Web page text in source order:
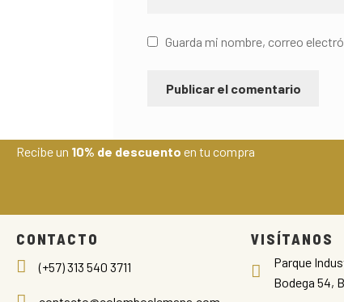
Guarda mi nombre, correo
Recibe un 10% de descuento en tu compra
CONTACTO
(+57) 313 540 3711
VISÍTANOS
Parque
Bodega 54,